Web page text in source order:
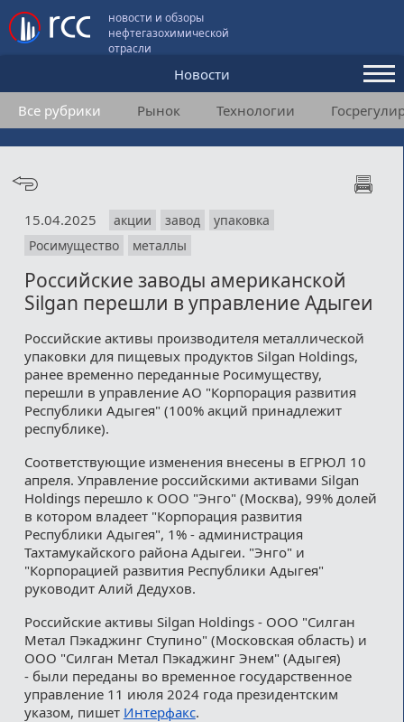
новости и обзоры
нефтегазохимической
отрасли
Новости
Аналитика и мнения
Конференции
Подписка
Пользовательское соглашение
Медиакит
Контакты
Все рубрики Рынок Технологии
15.04.2025 акции завод
упаковка
Росимущество
металлы
Российские заводы американской
Silgan перешли в управление Адыгеи
Российские активы производителя металлической
упаковки для пищевых продуктов Silgan Holdings,
ранее временно переданные Росимуществу,
перешли в управление АО "Корпорация развития
Республики Адыгея" (100% акций принадлежит
республике).
Соответствующие изменения внесены в ЕГРЮЛ 10
апреля. Управление российскими активами Silgan
Holdings перешло к ООО "Энго" (Москва), 99% долей
в котором владеет "Корпорация развития
Республики Адыгея", 1% - администрация
Тахтамукайского района Адыгеи. "Энго" и
"Корпорацией развития Республики Адыгея"
руководит Алий Дедухов.
Российские активы Silgan Holdings - ООО "Силган
Метал Пэкаджинг Ступино" (Московская область) и
ООО "Силган Метал Пэкаджинг Энем" (Адыгея)
- были переданы во временное государственное
управление 11 июля 2024 года президентским
указом, пишет Интерфакс.